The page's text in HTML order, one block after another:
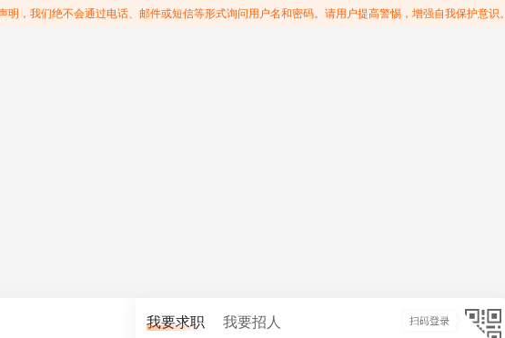
，我们绝不会通过电话、邮件或短信等形式询问用户名和密码。请用户提高警惕，增强自我保护意识。
我要求职 我要招人